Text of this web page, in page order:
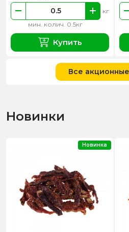
мин. колич. 0.5кг
кг
Купить
Все
Новинки
Новинка